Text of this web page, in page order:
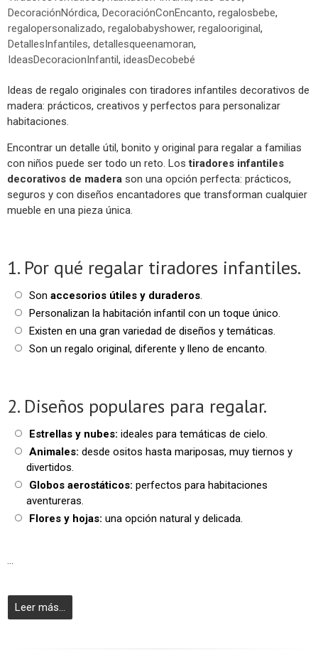
DecoraciónNórdica, DecoraciónConEncanto, regalosbebe,
regalopersonalizado, regalobabyshower, regalooriginal,
DetallesInfantiles, detallesqueenamoran,
IdeasDecoracionInfantil , ideasDecobebé
Ideas de regalo originales con tiradores infantiles decorativos de
madera: prácticos, creativos y perfectos para personalizar
habitaciones.
Encontrar un detalle útil, bonito y original para regalar a familias
con niños puede ser todo un reto. Lostiradores infantiles
decorativos de madera son una opción perfecta: prácticos,
seguros y con diseños encantadores que transforman cualquier
mueble en una pieza única.
1. Por qué regalar tiradores infantiles.
Son accesorios útiles y duraderos.
Personalizan la habitación infantil con un toque único.
Existen en una gran variedad de diseños y temáticas.
Son un regalo original, diferente y lleno de encanto.
2. Diseños populares para regalar.
Estrellas y nubes: ideales para temáticas de cielo.
Animales: desde ositos hasta mariposas, muy tiernos y
divertidos.
Globos aerostáticos: perfectos para habitaciones
aventureras.
Flores y hojas: una opción natural y delicada.
...
Leer más...